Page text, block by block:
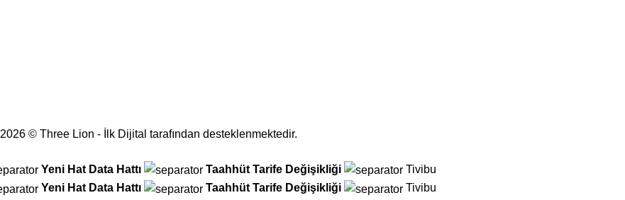
2026 © Three Lion - İlk Dijital tarafından desteklenmektedir.
Yeni Hat Data Hattı Taahhüt Tarife Değişikliği
Tivibu
Yeni Hat Data Hattı Taahhüt Tarife Değişikliği Tivibu